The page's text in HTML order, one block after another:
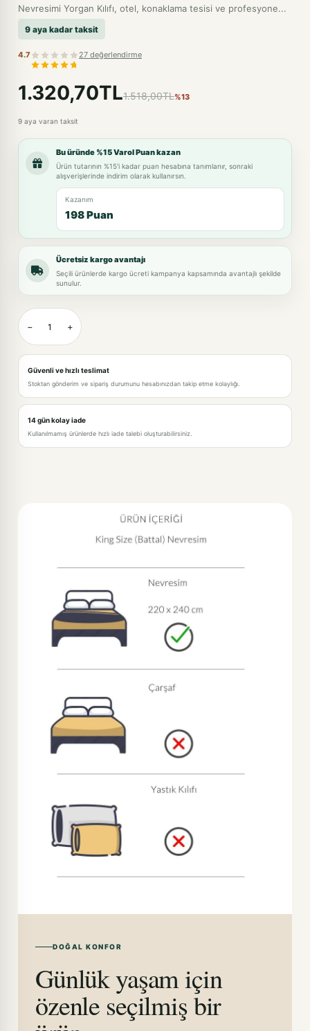
Nevresimi Yorgan Kılıfı, otel, konaklama tesisi ve profesyone...
9 aya kadar taksit
4.7 27 değerlendirme
1.320,70TL1.518,00TL%13
9 aya varan taksit
Bu üründe %15 Varol Puan kazan
Ürün tutarının %15'i kadar puan hesabına tanımlanır, sonraki
alışverişlerinde indirim olarak kullanırsın.
Kazanım
198 Puan
Ücretsiz kargo avantajı
Seçili ürünlerde kargo ücreti kampanya kapsamında avantajlı şekilde
sunulur.
− +
Güvenli ve hızlı teslimat
Stoktan gönderim ve sipariş durumunu hesabınızdan takip etme kolaylığı.
14 gün kolay iade
Kullanılmamış ürünlerde hızlı iade talebi oluşturabilirsiniz.
DOĞAL KONFOR
Günlük yaşam için
özenle seçilmiş bir